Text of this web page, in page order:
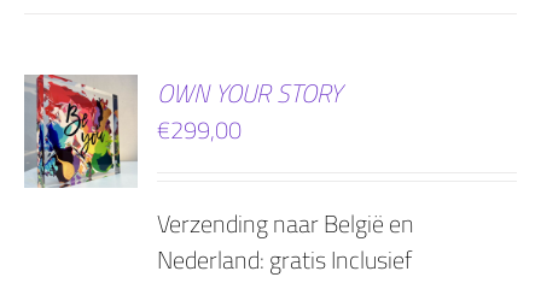
OWN YOUR STORY
€299,00
Verzending naar België en
Nederland: gratis Inclusief